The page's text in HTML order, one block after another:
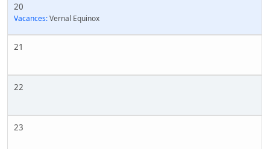
20
Vacances:Vernal Equinox
21
22
23